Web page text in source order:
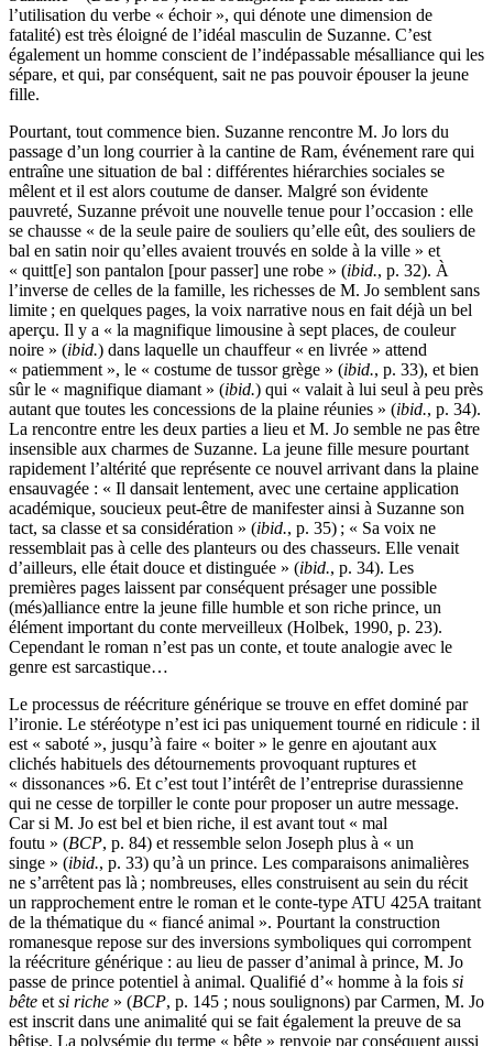
l’utilisation du verbe « échoir », qui dénote une dimension de
fatalité) est très éloigné de l’idéal masculin de Suzanne. C’est
également un homme conscient de l’indépassable mésalliance qui les
sépare, et qui, par conséquent, sait ne pas pouvoir épouser la jeune
fille.
Pourtant, tout commence bien. Suzanne rencontre M. Jo lors du
passage d’un long courrier à la cantine de Ram, événement rare qui
entraîne une situation de bal : différentes hiérarchies sociales se
mêlent et il est alors coutume de danser. Malgré son évidente
pauvreté, Suzanne prévoit une nouvelle tenue pour l’occasion : elle
se chausse « de la seule paire de souliers qu’elle eût, des souliers de
bal en satin noir qu’elles avaient trouvés en solde à la ville » et
« quitt[e] son pantalon [pour passer] une robe » (ibid., p. 32). À
l’inverse de celles de la famille, les richesses de M. Jo semblent sans
limite ; en quelques pages, la voix narrative nous en fait déjà un bel
aperçu. Il y a « la magnifique limousine à sept places, de couleur
noire » (ibid.) dans laquelle un chauffeur « en livrée » attend
« patiemment », le « costume de tussor grège » (ibid., p. 33), et bien
sûr le « magnifique diamant » (ibid.) qui « valait à lui seul à peu près
autant que toutes les concessions de la plaine réunies » (ibid., p. 34).
La rencontre entre les deux parties a lieu et M. Jo semble ne pas être
insensible aux charmes de Suzanne. La jeune fille mesure pourtant
rapidement l’altérité que représente ce nouvel arrivant dans la plaine
ensauvagée : « Il dansait lentement, avec une certaine application
académique, soucieux peut-être de manifester ainsi à Suzanne son
tact, sa classe et sa considération » (ibid., p. 35) ; « Sa voix ne
ressemblait pas à celle des planteurs ou des chasseurs. Elle venait
d’ailleurs, elle était douce et distinguée » (ibid., p. 34). Les
premières pages laissent par conséquent présager une possible
(més)alliance entre la jeune fille humble et son riche prince, un
élément important du conte merveilleux (Holbek, 1990, p. 23).
Cependant le roman n’est pas un conte, et toute analogie avec le
genre est sarcastique…
Le processus de réécriture générique se trouve en effet dominé par
l’ironie. Le stéréotype n’est ici pas uniquement tourné en ridicule : il
est « saboté », jusqu’à faire « boiter » le genre en ajoutant aux
clichés habituels des détournements provoquant ruptures et
« dissonances »6. Et c’est tout l’intérêt de l’entreprise durassienne
qui ne cesse de torpiller le conte pour proposer un autre message.
Car si M. Jo est bel et bien riche, il est avant tout « mal
foutu » (BCP, p. 84) et ressemble selon Joseph plus à « un
singe » (ibid., p. 33) qu’à un prince. Les comparaisons animalières
ne s’arrêtent pas là ; nombreuses, elles construisent au sein du récit
un rapprochement entre le roman et le conte-type ATU 425A traitant
de la thématique du « fiancé animal ». Pourtant la construction
romanesque repose sur des inversions symboliques qui corrompent
la réécriture générique : au lieu de passer d’animal à prince, M. Jo
passe de prince potentiel à animal. Qualifié d’« homme à la fois si
bête et si riche » (BCP, p. 145 ; nous soulignons) par Carmen, M. Jo
est inscrit dans une animalité qui se fait également la preuve de sa
bêtise. La polysémie du terme « bête » renvoie par conséquent aussi